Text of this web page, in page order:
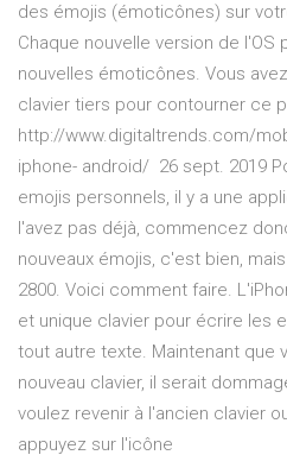
des émojis (émoticônes) sur
Chaque nouvelle version de l'OS
nouvelles émoticônes. Vous
clavier tiers pour contourner ce
http://www.digitaltrends.com/
iphone- android/ 26 sept. 2019
emojis personnels, il y a une
l'avez pas déjà, commencez
nouveaux émojis, c'est bien,
2800. Voici comment faire.
et unique clavier pour écrire les
tout autre texte. Maintenant que
nouveau clavier, il serait
voulez revenir à l'ancien clavier
appuyez sur l'icône